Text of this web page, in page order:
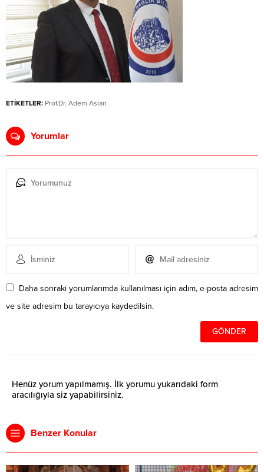
ETİKETLER: Prof.Dr. Adem Aslan
Yorumlar
Daha sonraki yorumlarımda kullanılması için adım, e-posta adresim
ve site adresim bu tarayıcıya kaydedilsin.
Henüz yorum yapılmamış. İlk yorumu yukarıdaki form
aracılığıyla siz yapabilirsiniz.
Benzer Konular